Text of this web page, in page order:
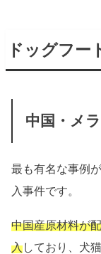
ドッグフー
中国・メ
最も有名な事例
入事件です。
中国産原材料が
入しており、犬